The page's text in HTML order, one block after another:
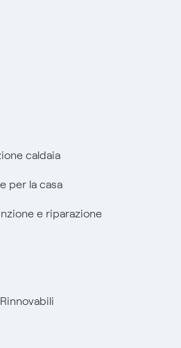
disabilità per offerte Fibra
caldaia
per la casa
e riparazione